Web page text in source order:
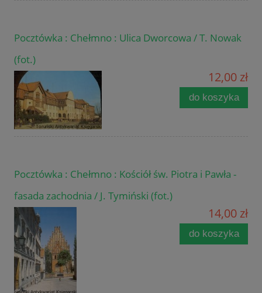
Pocztówka : Chełmno : Ulica Dworcowa / T. Nowak
(fot.)
12,00 zł
do koszyka
Pocztówka : Chełmno : Kościół św. Piotra i Pawła -
fasada zachodnia / J. Tymiński (fot.)
14,00 zł
do koszyka